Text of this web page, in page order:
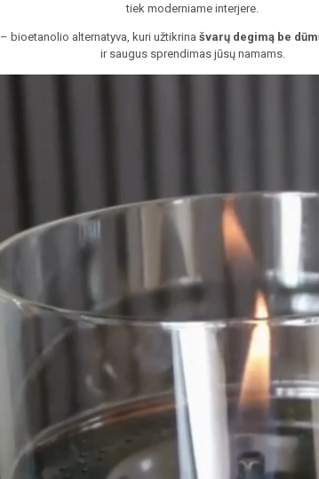
tiek moderniame interjere.
– bioetanolio alternatyva, kuri užtikrina švarų degimą be
ir saugus sprendimas jūsų namams.